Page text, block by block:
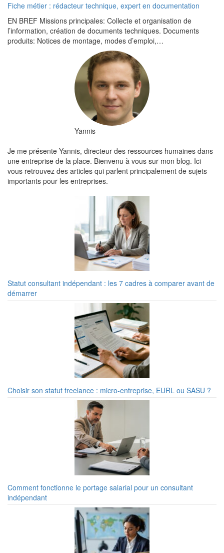
Fiche métier : rédacteur technique, expert en documentation
EN BREF Missions principales: Collecte et organisation de
l’information, création de documents techniques. Documents
produits: Notices de montage, modes d’emploi,…
Yannis
Je me présente Yannis, directeur des ressources humaines dans
une entreprise de la place. Bienvenu à vous sur mon blog. Ici
vous retrouvez des articles qui parlent principalement de sujets
importants pour les entreprises.
Statut consultant indépendant : les 7 cadres à comparer avant de
démarrer
Choisir son statut freelance : micro-entreprise, EURL ou SASU ?
Comment fonctionne le portage salarial pour un consultant
indépendant